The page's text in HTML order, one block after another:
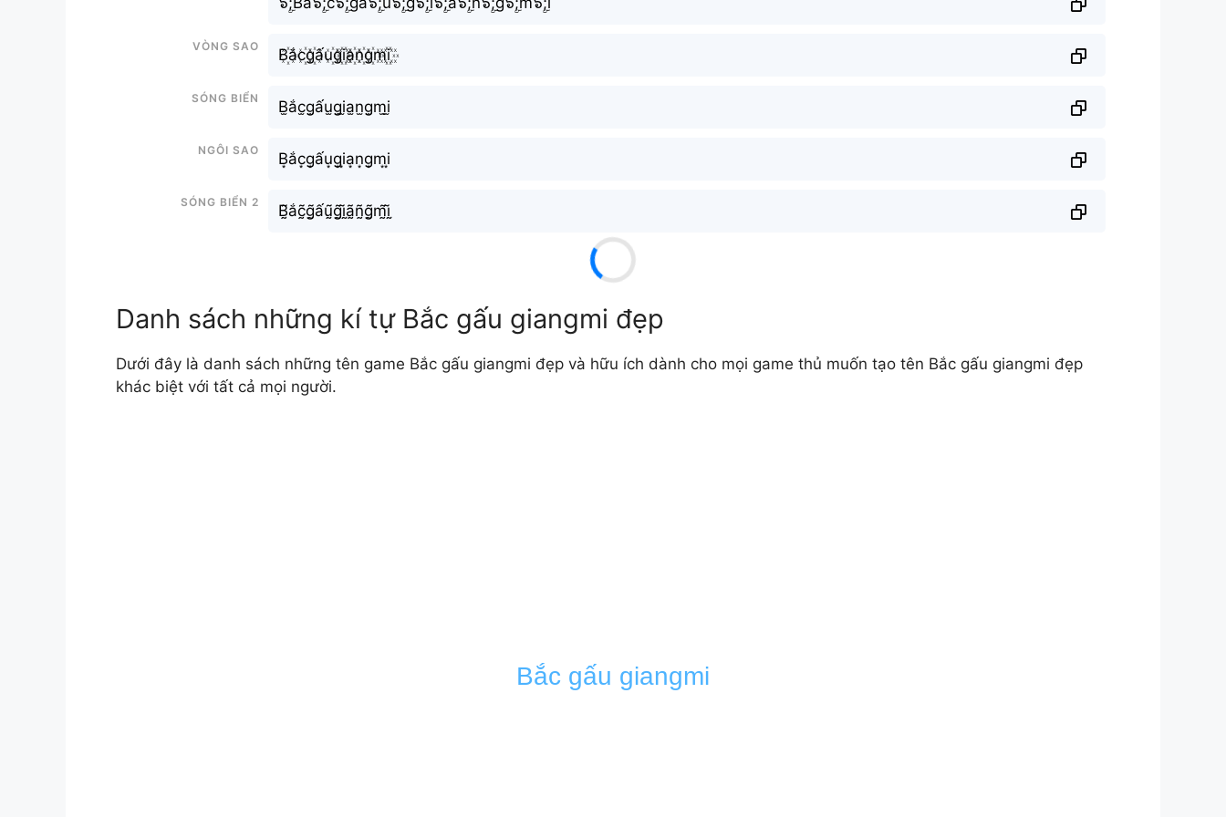
Vòng sao
B꙰ắc꙰g꙰ấu꙰g꙰i꙰a꙰n꙰g꙰m꙰i꙰
Sóng biển
B̫ắc̫g̫ấu̫g̫i̫a̫n̫g̫m̫i̫
Ngôi sao
B͙ắc͙g͙ấu͙g͙i͙a͙n͙g͙m͙i͙
Sóng biển 2
B̰̃ắc̰̃g̰̃ấṵ̃g̰̃ḭ̃ã̰ñ̰g̰̃m̰̃ḭ̃
Danh sách những kí tự Bắc gấu giangmi đẹp
Dưới đây là danh sách những tên game Bắc gấu giangmi đẹp và hữu ích dành cho mọi game thủ muốn tạo tên Bắc gấu giangmi đẹp
khác biệt với tất cả mọi người.